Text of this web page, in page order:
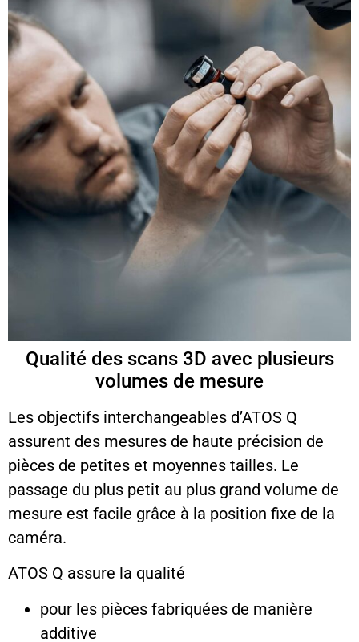
Qualité des scans 3D avec plusieurs
volumes de mesure
Les objectifs interchangeables d’ATOS Q
assurent des mesures de haute précision de
pièces de petites et moyennes tailles. Le
passage du plus petit au plus grand volume de
mesure est facile grâce à la position fixe de la
caméra.
ATOS Q assure la qualité
pour les pièces fabriquées de manière
additive